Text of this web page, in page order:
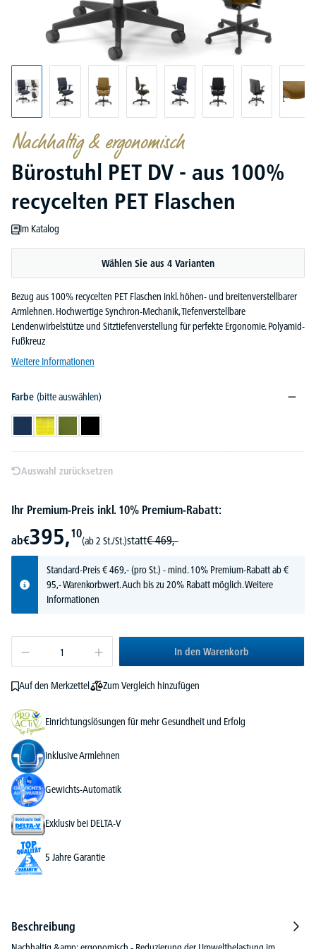
Nachhaltig & ergonomisch
Bürostuhl PET DV - aus 100%
recycelten PET Flaschen
Im Katalog
Wählen Sie aus 4 Varianten
Bezug aus 100% recycelten PET Flaschen inkl. höhen- und breitenverstellbarer
Armlehnen. Hochwertige Synchron-Mechanik, Tiefenverstellbare
Lendenwirbelstütze und Sitztiefenverstellung für perfekte Ergonomie. Polyamid-
Fußkreuz
Weitere Informationen
Farbe (bitte auswählen)
Auswahl zurücksetzen
Ihr Premium-Preis inkl. 10% Premium-Rabatt:
ab€395,10
(ab 2 St./St.)statt€ 469,-
Standard-Preis€469,-(pro St.) - mind. 10% Premium-Rabatt ab €
95,- Warenkorbwert. Auch bis zu 20% Rabatt möglich.Weitere
Informationen
In den Warenkorb
Auf den Merkzettel Zum Vergleich hinzufügen
Einrichtungslösungen für mehr Gesundheit und Erfolg
inklusive Armlehnen
Gewichts-Automatik
Exklusiv bei DELTA-V
5 Jahre Garantie
Beschreibung